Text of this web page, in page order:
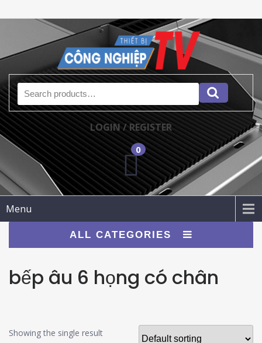
Search for:
LOGIN / REGISTER
0
Menu
ALL CATEGORIES
bếp âu 6 họng có chân
Showing the single result